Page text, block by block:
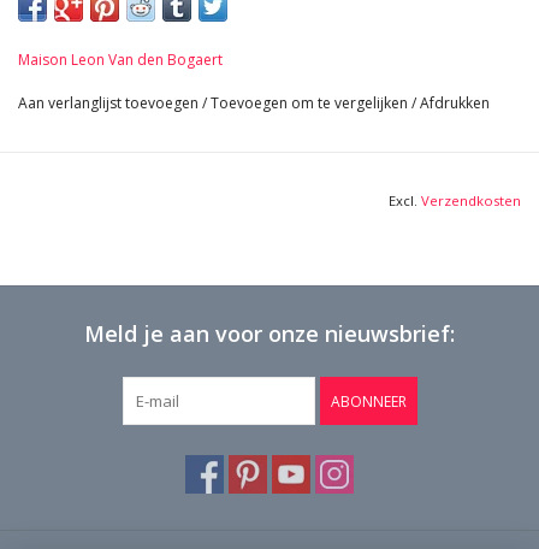
25 cm Breedte per stuk 9,84 Inch
Maison Leon Van den Bogaert
Aan verlanglijst toevoegen /Toevoegen om te vergelijken /Afdrukken
Excl. Verzendkosten
Meld je aan voor onze nieuwsbrief:
ABONNEER